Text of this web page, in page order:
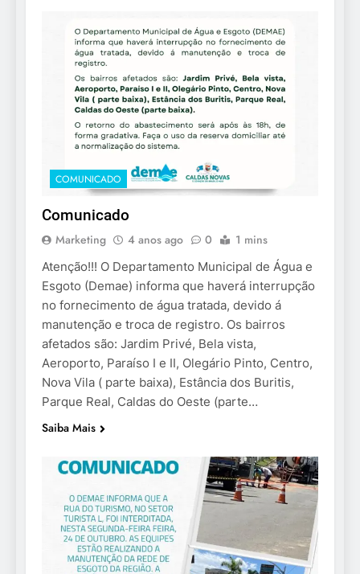
COMUNICADO
Comunicado
Marketing 4 anos ago 0 1 mins
Atenção!!! O Departamento Municipal de Água e
Esgoto (Demae) informa que haverá interrupção
no fornecimento de água tratada, devido á
manutenção e troca de registro. Os bairros
afetados são: Jardim Privé, Bela vista,
Aeroporto, Paraíso I e II, Olegário Pinto, Centro,
Nova Vila ( parte baixa), Estância dos Buritis,
Parque Real, Caldas do Oeste (parte…
Saiba Mais